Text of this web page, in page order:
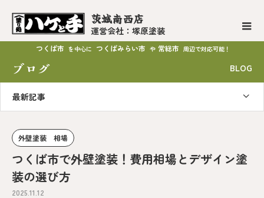
茨城南西店
運営会社：塚原塗装
つくば市 を中心に つくばみらい市 や 常総市 周辺で対応可能！
ブログ BLOG
最新記事
外壁塗装 相場
つくば市で外壁塗装！費用相場とデザイン塗
装の選び方
2025.11.12